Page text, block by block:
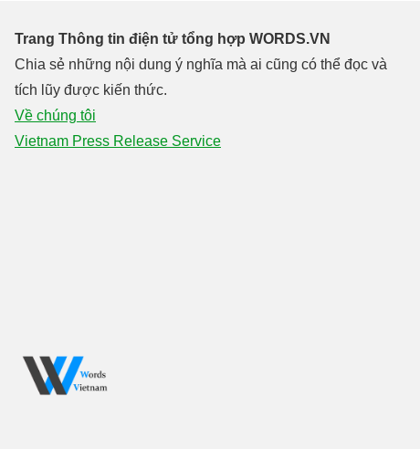
Trang Thông tin điện tử tổng hợp WORDS.VN
Chia sẻ những nội dung ý nghĩa mà ai cũng có thể đọc và
tích lũy được kiến thức.
Về chúng tôi
Vietnam Press Release Service